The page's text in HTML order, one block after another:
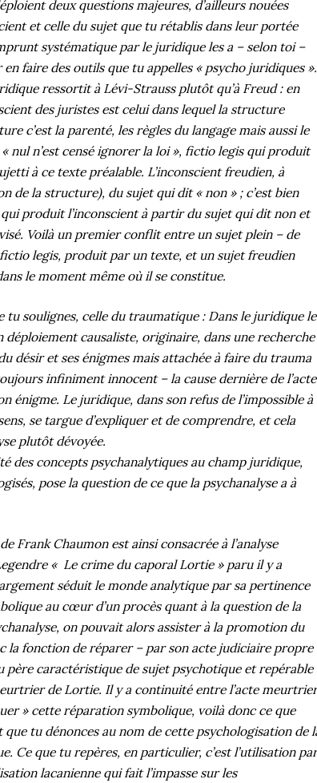
deux questions majeures, d’ailleurs nouées
et celle du sujet que tu rétablis dans leur portée
systématique par le juridique les a – selon toi –
faire des outils que tu appelles « psycho juridiques ».
ressortit à Lévi-Strauss plutôt qu’à Freud : en
des juristes est celui dans lequel la structure
c’est la parenté, les règles du langage mais aussi le
nul n’est censé ignorer la loi », fictio legis qui produit
à ce texte préalable. L’inconscient freudien, à
de la structure), du sujet qui dit « non » ; c’est bien
produit l’inconscient à partir du sujet qui dit non et
Voilà un premier conflit entre un sujet plein – de
legis, produit par un texte, et un sujet freudien
le moment même où il se constitue.
soulignes, celle du traumatique : Dans le juridique le
déploiement causaliste, originaire, dans une recherche
désir et ses énigmes mais attachée à faire du trauma
infiniment innocent – la cause dernière de l’acte
énigme. Le juridique, dans son refus de l’impossible à
se targue d’expliquer et de comprendre, et cela
plutôt dévoyée.
des concepts psychanalytiques au champ juridique,
pose la question de ce que la psychanalyse a à
Frank Chaumon est ainsi consacrée à l’analyse
« Le crime du caporal Lortie » paru il y a
séduit le monde analytique par sa pertinence
au cœur d’un procès quant à la question de la
on pouvait alors assister à la promotion du
la fonction de réparer – par son acte judiciaire propre
père caractéristique de sujet psychotique et repérable
de Lortie. Il y a continuité entre l’acte meurtrier
» cette réparation symbolique, voilà donc ce que
tu dénonces au nom de cette psychologisation de
Ce que tu repères, en particulier, c’est l’utilisation par
lacanienne qui fait l’impasse sur les